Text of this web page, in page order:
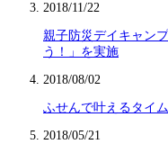
2018/11/22
親子防災デイキャン
う！」を実施
2018/08/02
ふせんで叶えるタイ
2018/05/21